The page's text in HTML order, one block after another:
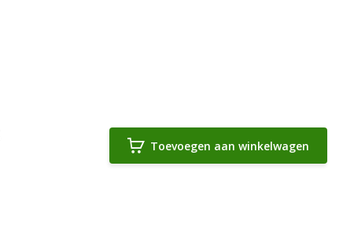
Toevoegen aan winkelwagen